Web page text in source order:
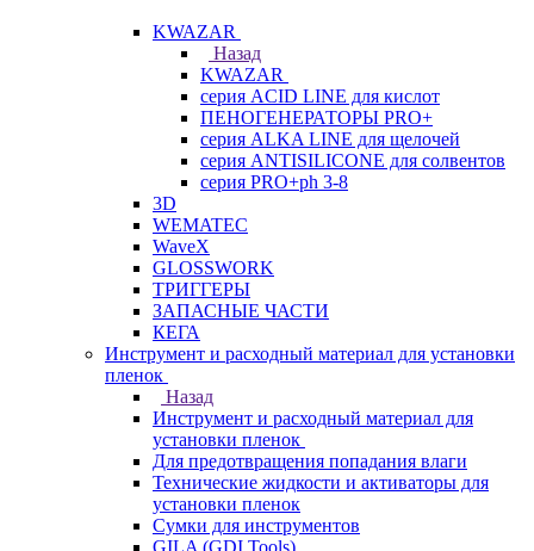
KWAZAR
Назад
KWAZAR
серия ACID LINE для кислот
ПЕНОГЕНЕРАТОРЫ PRO+
серия ALKA LINE для щелочей
серия ANTISILICONE для солвентов
серия PRO+ph 3-8
3D
WEMATEC
WaveX
GLOSSWORK
ТРИГГЕРЫ
ЗАПАСНЫЕ ЧАСТИ
КЕГА
Инструмент и расходный материал для установки
пленок
Назад
Инструмент и расходный материал для
установки пленок
Для предотвращения попадания влаги
Технические жидкости и активаторы для
установки пленок
Сумки для инструментов
GILA (GDI Tools)